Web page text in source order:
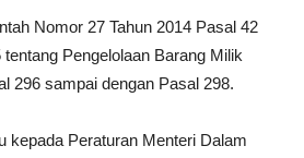
Nomor 27 Tahun 2014 Pasal 42
Pengelolaan Barang Milik
296 sampai dengan Pasal 298.
kepada Peraturan Menteri Dalam